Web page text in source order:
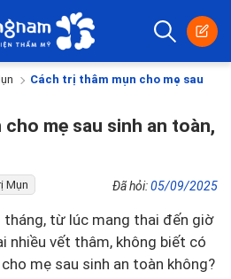
Cách trị thâm mụn cho mẹ sau
mẹ sau sinh an toàn,
Mụn Đã hỏi:05/09/2025
từ lúc mang thai đến giờ
nhiều vết thâm, không biết có
mẹ sau sinh an toàn không?